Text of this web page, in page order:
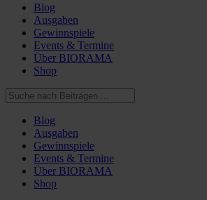
Blog
Ausgaben
Gewinnspiele
Events & Termine
Über BIORAMA
Shop
Blog
Ausgaben
Gewinnspiele
Events & Termine
Über BIORAMA
Shop